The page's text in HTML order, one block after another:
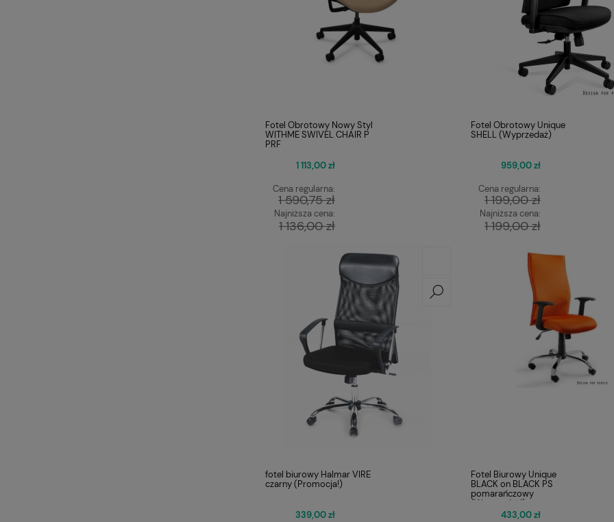
Fotel Obrotowy Nowy Styl
WITHME SWIVEL CHAIR P
PRF
1 113,00 zł
Cena regularna:
1 590,75 zł
Najniższa cena:
1 136,00 zł
Fotel Obrotowy Unique
SHELL (Wyprzedaż)
959,00 zł
Cena regularna:
1 199,00 zł
Najniższa cena:
1 199,00 zł
fotel biurowy Halmar VIRE
czarny (Promocja!)
339,00 zł
Fotel Biurowy Unique
BLACK on BLACK PS
pomarańczowy
(Wyprzedaż!)
433,00 zł